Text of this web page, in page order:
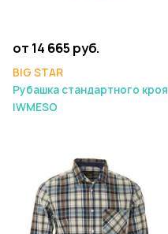
от 14 665 руб.
BIG STAR
Рубашка стандартного кроя
IWMESO